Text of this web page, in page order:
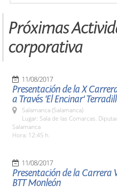
Próximas
corporativa
11/08/2017
Presentación de la X
a Través 'El Encinar'
Salamanca (Salamanca)
Lugar: Sala de las Comarcas.
Salamanca
Hora: 12:45 h.
11/08/2017
Presentación de la Carrera
BTT Monleón